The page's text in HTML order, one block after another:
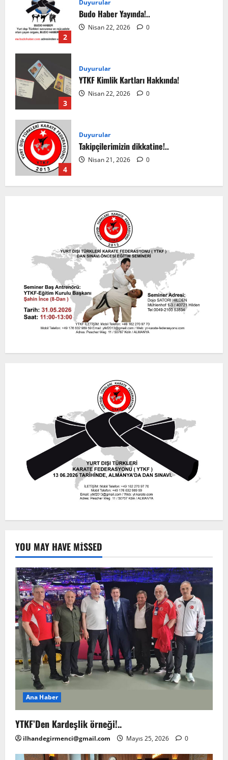
2
Duyurular
Budo Haber Yayında!..
Nisan 22, 2026 0
3
Duyurular
YTKF Kimlik Kartları Hakkında!
Nisan 22, 2026 0
4
Duyurular
Takipçilerimizin dikkatine!..
Nisan 21, 2026 0
YOU MAY HAVE MISSED
Ana Haber
YTKF’Den Kardeşlik örneği!..
ilhandegirmenci@gmail.com Mayıs 25, 2026 0